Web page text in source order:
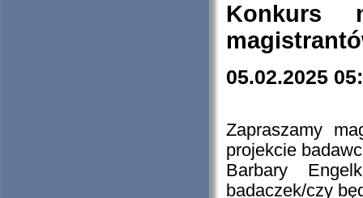
Konkurs
05.02.2025
Zapraszamy
projekcie
Barbary
badaczek/czy